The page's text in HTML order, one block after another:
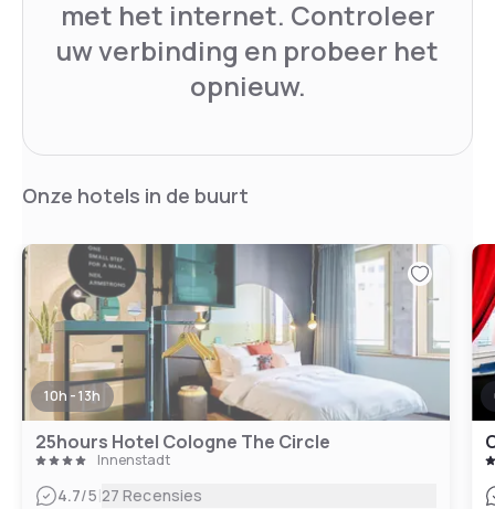
met het internet. Controleer
uw verbinding en probeer het
opnieuw.
Onze hotels in de buurt
10h - 13h
25hours Hotel Cologne The Circle
Innenstadt
4.7/5|27 Recensies